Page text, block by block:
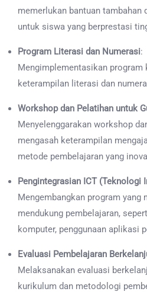
memerlukan bantuan tambahan
untuk siswa yang berprestasi
Program Literasi dan Numerasi:
Mengimplementasikan
keterampilan literasi dan
Workshop dan Pelatihan untuk
Menyelenggarakan workshop
mengasah keterampilan
metode pembelajaran yang
Pengintegrasian ICT (Teknologi
Mengembangkan program yang
mendukung pembelajaran,
komputer, penggunaan aplikasi
Evaluasi Pembelajaran
Melaksanakan evaluasi
kurikulum dan metodologi